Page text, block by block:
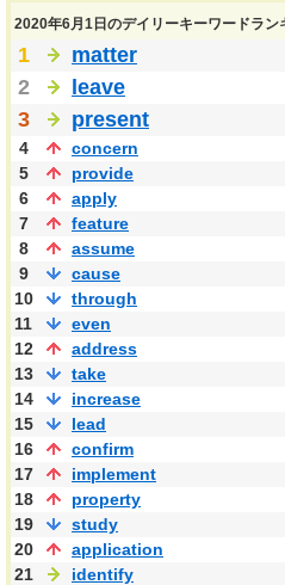
2020年6月1日のデイリーキーワードラン
1
matter
2
leave
3
present
4
concern
5
provide
6
apply
7
feature
8
assume
9
cause
10
through
11
even
12
address
13
take
14
increase
15
lead
16
confirm
17
implement
18
property
19
study
20
application
21
identify